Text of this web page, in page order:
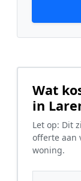
Wat
in
Let op: Dit
offerte aan
woning.